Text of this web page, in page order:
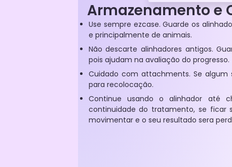
Armazenamento e
Use sempre ezcase. Guarde os
e principalmente de animais.
Não descarte alinhadores antigos.
pois ajudam na avaliação do progresso.
Cuidado com attachments. Se algum
para recolocação.
Continue usando o alinhador até
continuidade do tratamento, se ficar
movimentar e o seu resultado sera